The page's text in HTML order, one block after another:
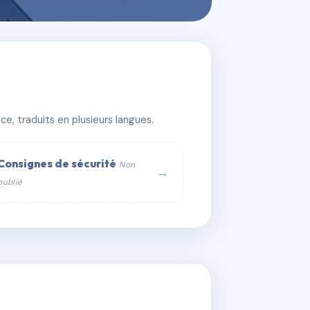
traduits en plusieurs langues.
de sécurité Non
→